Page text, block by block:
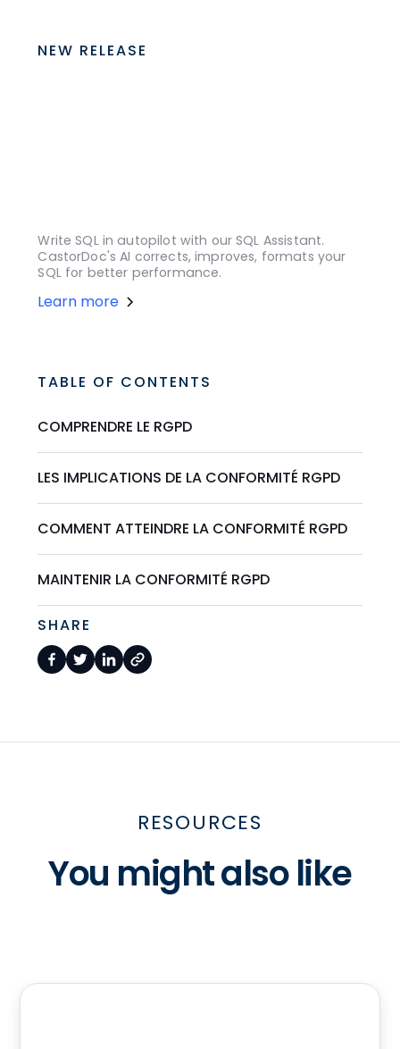
NEW RELEASE
Write SQL in autopilot with our SQL Assistant.
CastorDoc's AI corrects, improves, formats your
SQL for better performance.
Learn more
TABLE OF CONTENTS
COMPRENDRE LE RGPD
LES IMPLICATIONS DE LA CONFORMITÉ RGPD
COMMENT ATTEINDRE LA CONFORMITÉ RGPD
MAINTENIR LA CONFORMITÉ RGPD
SHARE
RESOURCES
You might also like